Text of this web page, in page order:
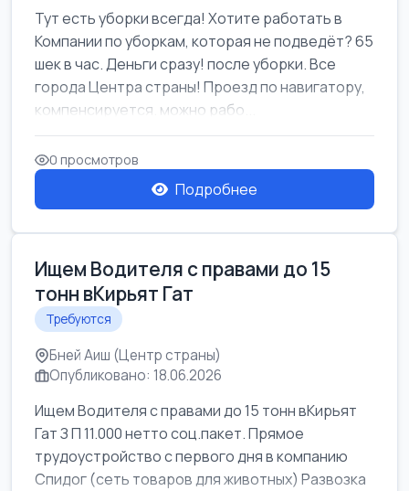
Тут есть уборки всегда! Хотите работать в
Компании по уборкам, которая не подведёт? 65
шек в час. Деньги сразу! после уборки. Все
города Центра страны! Проезд по навигатору,
компенсируется. можно рабо...
0 просмотров
Подробнее
Ищем Водителя с правами до 15
тонн вКирьят Гат
Требуются
Бней Аиш (Центр страны)
Опубликовано: 18.06.2026
Ищем Водителя с правами до 15 тонн вКирьят
Гат З П 11.000 нетто соц.пакет. Прямое
трудоустройство с первого дня в компанию
Спидог (сеть товаров для животных) Развозка